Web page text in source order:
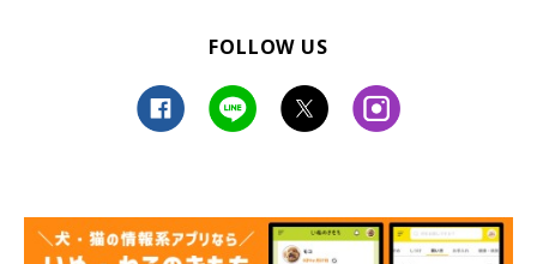
FOLLOW US